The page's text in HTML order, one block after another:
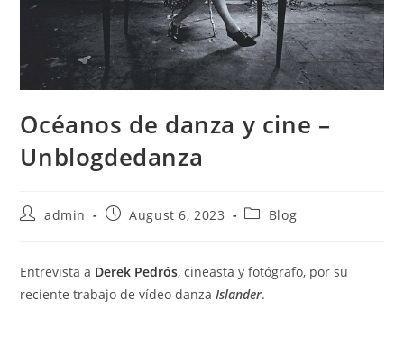
Océanos de danza y cine –
Unblogdedanza
Postadmin
PostAugust 6, 2023
PostBlog
Entrevista a Derek Pedrós, cineasta y fotógrafo, por su
reciente trabajo de vídeo danzaIslander.